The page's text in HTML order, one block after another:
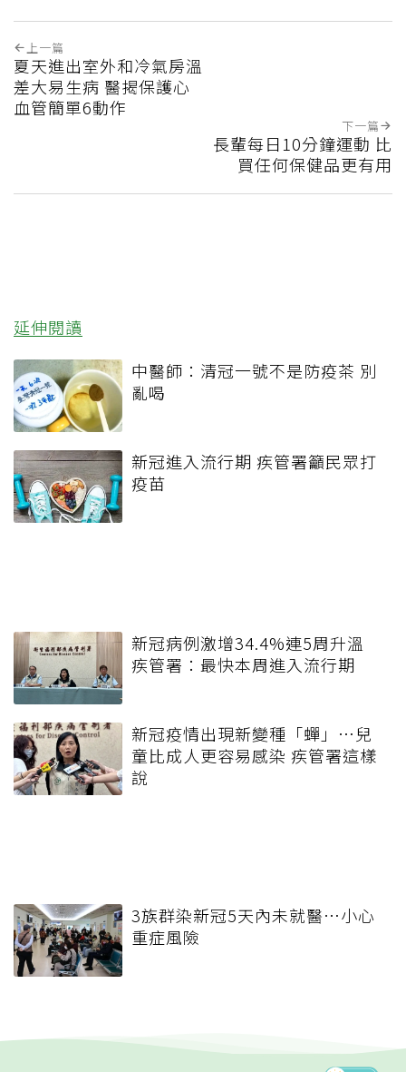
上一篇
夏天進出室外和冷氣房溫
差大易生病 醫揭保護心
血管簡單6動作
下一篇
長輩每日10分鐘運動 比
買任何保健品更有用
延伸閱讀
中醫師：清冠一號不是防疫茶 別
亂喝
新冠進入流行期 疾管署籲民眾打
疫苗
新冠病例激增34.4%連5周升溫
疾管署：最快本周進入流行期
新冠疫情出現新變種「蟬」…兒
童比成人更容易感染 疾管署這樣
說
3族群染新冠5天內未就醫…小心
重症風險